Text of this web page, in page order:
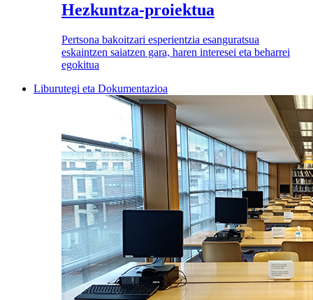
Hezkuntza-proiektua
Pertsona bakoitzari esperientzia esanguratsua
eskaintzen saiatzen gara, haren interesei eta beharrei
egokitua
Liburutegi eta Dokumentazioa